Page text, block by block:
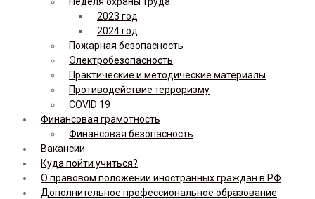
2023 год
2024 год
Пожарная безопасность
Электробезопасность
Практические и методические материалы
Противодействие терроризму
COVID 19
Финансовая грамотность
Финансовая безопасность
Вакансии
Куда пойти учиться?
О правовом положении иностранных граждан в РФ
Дополнительное профессиональное образование